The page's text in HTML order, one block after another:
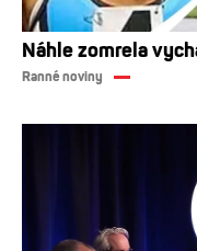
Náhle zomrela
Ranné noviny